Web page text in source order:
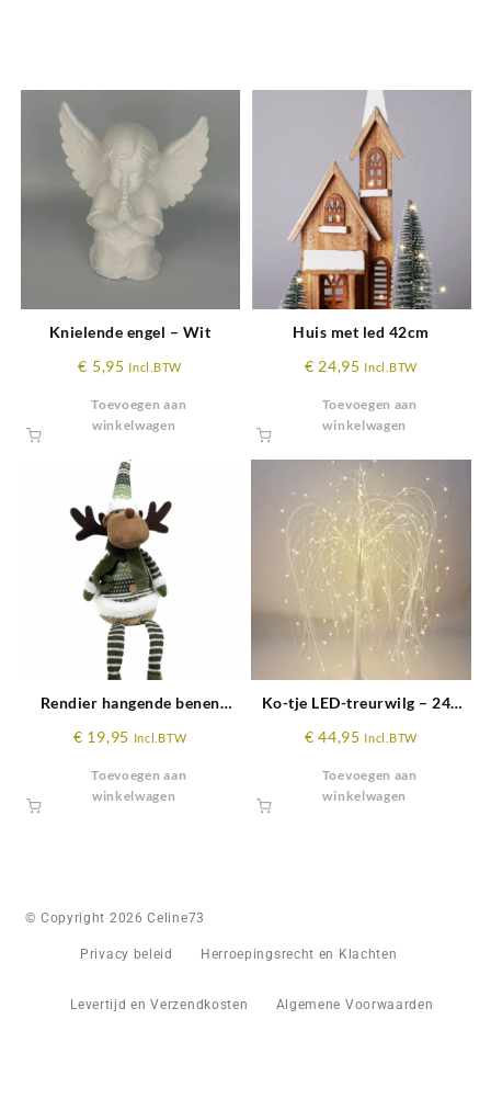
Knielende engel – Wit
€ 5,95 Incl.BTW
Toevoegen aan
winkelwagen
Huis met led 42cm
€ 24,95 Incl.BTW
Toevoegen aan
winkelwagen
Rendier hangende benen
€ 19,95 Incl.BTW
Toevoegen aan
winkelwagen
Ko-tje LED-treurwilg – 240
€ 44,95 Incl.BTW
Toevoegen aan
winkelwagen
© Copyright 2026 Celine73
Privacy beleid Herroepingsrecht en Klachten
Levertijd en Verzendkosten Algemene Voorwaarden